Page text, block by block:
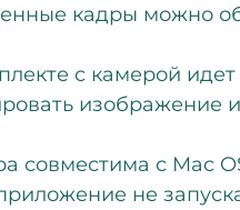
кадры можно
с камерой
изображение
совместима с Mac
не